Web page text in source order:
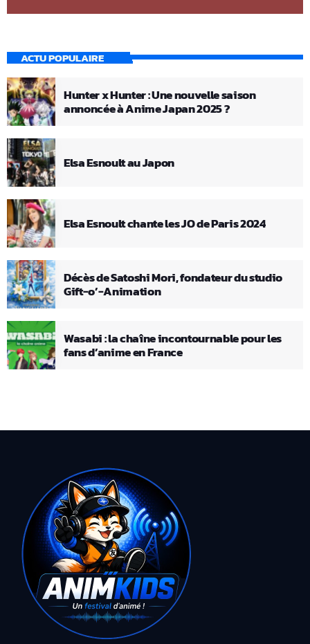
ACTU POPULAIRE
Hunter x Hunter : Une nouvelle saison
annoncée à Anime Japan 2025 ?
Elsa Esnoult au Japon
Elsa Esnoult chante les JO de Paris 2024
Décès de Satoshi Mori, fondateur du studio
Gift-o’-Animation
Wasabi : la chaîne incontournable pour les
fans d’anime en France